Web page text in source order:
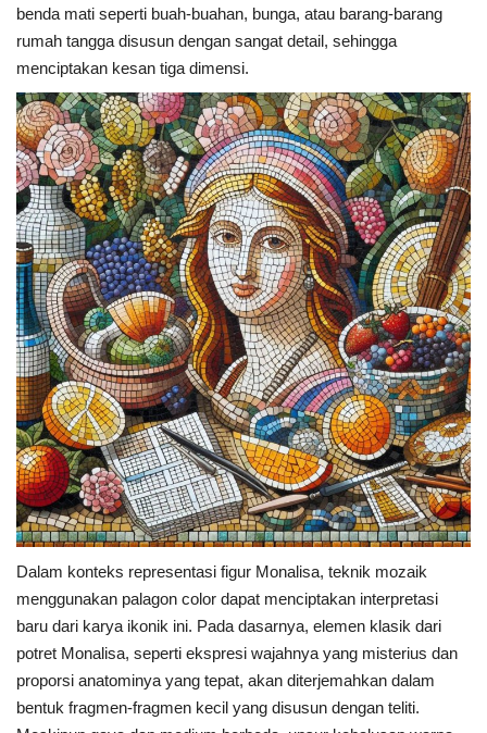
benda mati seperti buah-buahan, bunga, atau barang-barang
rumah tangga disusun dengan sangat detail, sehingga
menciptakan kesan tiga dimensi.
Dalam konteks representasi figur Monalisa, teknik mozaik
menggunakan palagon color dapat menciptakan interpretasi
baru dari karya ikonik ini. Pada dasarnya, elemen klasik dari
potret Monalisa, seperti ekspresi wajahnya yang misterius dan
proporsi anatominya yang tepat, akan diterjemahkan dalam
bentuk fragmen-fragmen kecil yang disusun dengan teliti.